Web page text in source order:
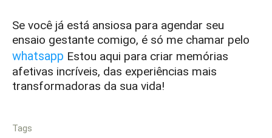
Se você já está ansiosa para agendar seu
ensaio gestante comigo, é só me chamar pelo
whatsapp Estou aqui para criar memórias
afetivas incríveis, das experiências mais
transformadoras da sua vida!
Tags